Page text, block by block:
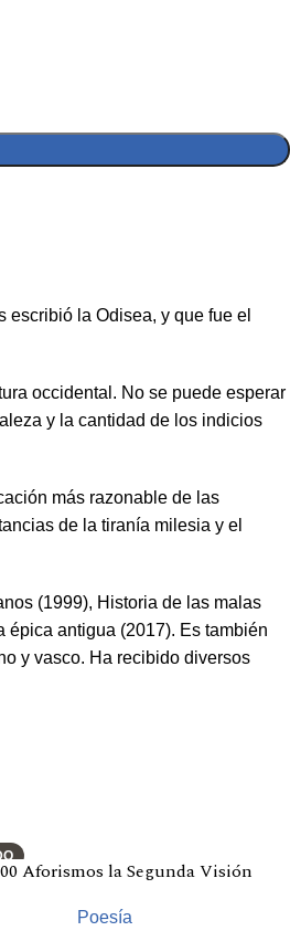
la Odisea, y que fue el
occidental. No se puede esperar
y la cantidad de los indicios
más razonable de las
de la tiranía milesia y el
(1999), Historia de las malas
épica antigua (2017). Es también
y vasco. Ha recibido diversos
Aforismos la Segunda Visión
Poesía